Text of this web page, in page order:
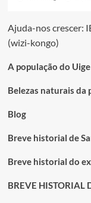
Ajuda-nos crescer:
(wizi-kongo)
A população do Uige
Belezas naturais da
Blog
Breve historial de
Breve historial do
BREVE HISTORIAL